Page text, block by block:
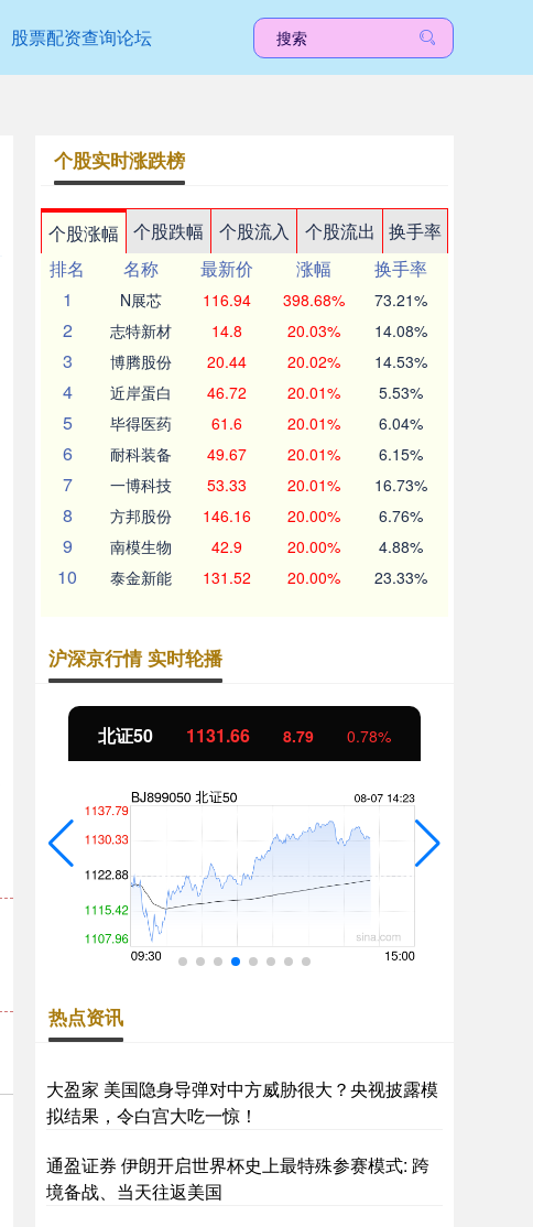
股票配资查询论坛
个股实时涨跌榜
个股涨幅 个股跌幅 个股流入 个股流出
换手率
排名
名称 最新价 涨幅
换手率
1
N展芯 116.94 398.68% 73.21%
2 志特新材 14.8 20.03% 14.08%
3 博腾股份 20.44 20.02% 14.53%
4 近岸蛋白 46.72 20.01% 5.53%
5 毕得医药 61.6 20.01% 6.04%
6 耐科装备 49.67 20.01% 6.15%
7 一博科技 53.33 20.01% 16.73%
8 方邦股份 146.16 20.00% 6.76%
9 南模生物 42.9 20.00% 4.88%
10 泰金新能 131.52 20.00% 23.33%
沪深京行情 实时轮播
北证50 1131.70 8.82 0.79%
热点资讯
大盈家 美国隐身导弹对中方威胁很大？央视披露模
拟结果，令白宫大吃一惊！
通盈证券 伊朗开启世界杯史上最特殊参赛模式: 跨
境备战、当天往返美国